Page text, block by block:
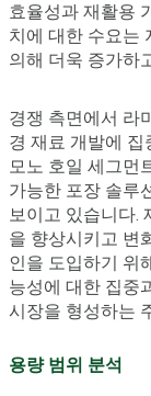
효율성과 재활용
치에 대한 수요는
의해 더욱 증가하
경쟁 측면에서 라
경 재료 개발에
모노 호일 세그먼
가능한 포장 솔루
보이고 있습니다.
을 향상시키고 변
인을 도입하기 위
능성에 대한 집중
시장을 형성하는
용량 범위 분석